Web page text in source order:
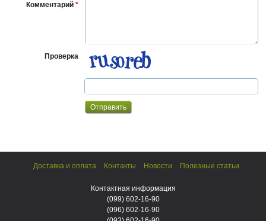
Комментарий *
Проверка
Доставка и оплата Контакты Новости Полезные статьи
Контактная информация
(099) 602-16-90
(096) 602-16-90